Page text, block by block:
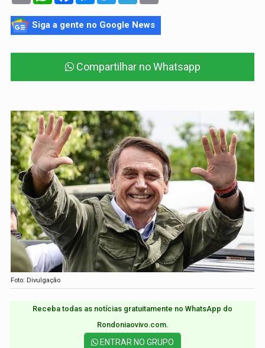
Siga a gente no Google News
Compartilhar no Whatsapp
Foto: Divulgação
Receba todas as notícias gratuitamente no WhatsApp do
Rondoniaovivo.com.​
ENTRAR NO GRUPO